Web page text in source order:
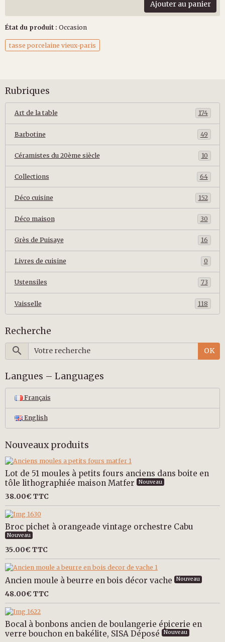
Ajouter au panier
État du produit : Occasion
tasse porcelaine vieux-paris
Rubriques
Art de la table 174
Barbotine 49
Céramistes du 20ème siècle 10
Collections 64
Déco cuisine 152
Déco maison 30
Grès de Puisaye 16
Livres de cuisine 0
Ustensiles 73
Vaisselle 118
Recherche
OK
Langues – Languages
Français
English
Nouveaux produits
Lot de 51 moules à petits fours anciens dans boite en
tôle lithographiée maison Matfer
Nouveau
38.00€ TTC
Broc pichet à orangeade vintage orchestre Cabu
Nouveau
35.00€ TTC
Ancien moule à beurre en bois décor vache Nouveau
48.00€ TTC
Bocal à bonbons ancien de boulangerie épicerie en
verre bouchon en bakélite, SISA Déposé
Nouveau